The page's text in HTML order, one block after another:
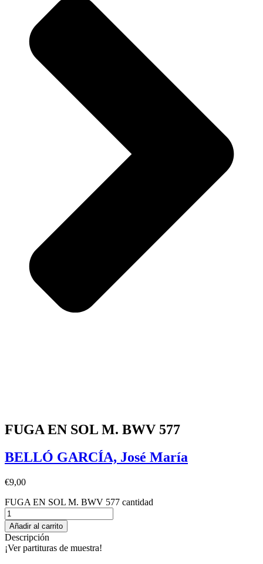
FUGA EN SOL M. BWV 577
BELLÓ GARCÍA, José María
€9,00
FUGA EN SOL M. BWV 577 cantidad
Añadir al carrito
Descripción
¡Ver partituras de muestra!